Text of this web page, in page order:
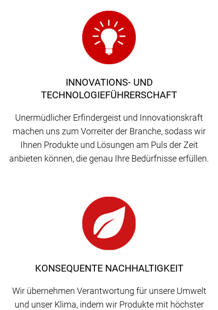
KONSEQUENTE NACHHALTIGKEIT
Wir übernehmen Verantwortung für unsere Umwelt
und unser Klima, indem wir Produkte mit höchster
INNOVATIONS- UND
TECHNOLOGIEFÜHRERSCHAFT
Unermüdlicher Erfindergeist und Innovationskraft
machen uns zum Vorreiter der Branche, sodass wir
Ihnen Produkte und Lösungen am Puls der Zeit
anbieten können, die genau Ihre Bedürfnisse erfüllen.